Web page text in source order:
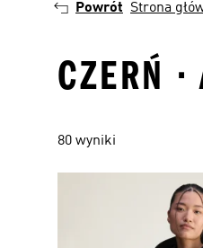
Powrót Strona
CZERŃ
80 wyniki